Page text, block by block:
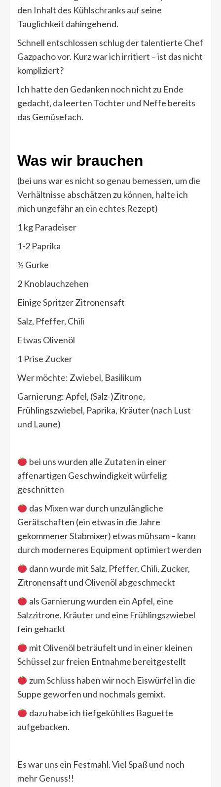
den Inhalt des Kühlschranks auf seine
Tauglichkeit dahingehend.
Schnell entschlossen schlug der talentierte Chef
Gazpacho vor. Kurz war ich irritiert – ist das nicht
kompliziert?
Ich hatte den Gedanken noch nicht zu Ende
gedacht, da leerten Tochter und Neffe bereits
das Gemüsefach.
Was wir brauchen
(bei uns war es nicht so genau bemessen, um die
Verhältnisse abschätzen zu können, halte ich
mich ungefähr an ein echtes Rezept)
1 kg Paradeiser
1-2 Paprika
½ Gurke
2 Knoblauchzehen
Einige Spritzer Zitronensaft
Salz, Pfeffer, Chili
Etwas Olivenöl
1 Prise Zucker
Wer möchte: Zwiebel, Basilikum
Garnierung: Apfel, (Salz-)Zitrone,
Frühlingszwiebel, Paprika, Kräuter (nach Lust
und Laune)
bei uns wurden alle Zutaten in einer
affenartigen Geschwindigkeit würfelig
geschnitten
das Mixen war durch unzulängliche
Gerätschaften (ein etwas in die Jahre
gekommener Stabmixer) etwas mühsam – kann
durch moderneres Equipment optimiert werden
dann wurde mit Salz, Pfeffer, Chili, Zucker,
Zitronensaft und Olivenöl abgeschmeckt
als Garnierung wurden ein Apfel, eine
Salzzitrone, Kräuter und eine Frühlingszwiebel
fein gehackt
mit Olivenöl beträufelt und in einer kleinen
Schüssel zur freien Entnahme bereitgestellt
zum Schluss haben wir noch Eiswürfel in die
Suppe geworfen und nochmals gemixt.
dazu habe ich tiefgekühltes Baguette
aufgebacken.
Es war uns ein Festmahl. Viel Spaß und noch
mehr Genuss!!